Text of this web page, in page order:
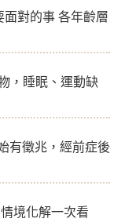
面對的事 各年齡層
，睡眠、運動缺
有徵兆，經前症後
境化解一次看